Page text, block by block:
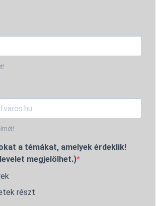
a témákat, amelyek érdeklik!
megjelölhet.)
részt